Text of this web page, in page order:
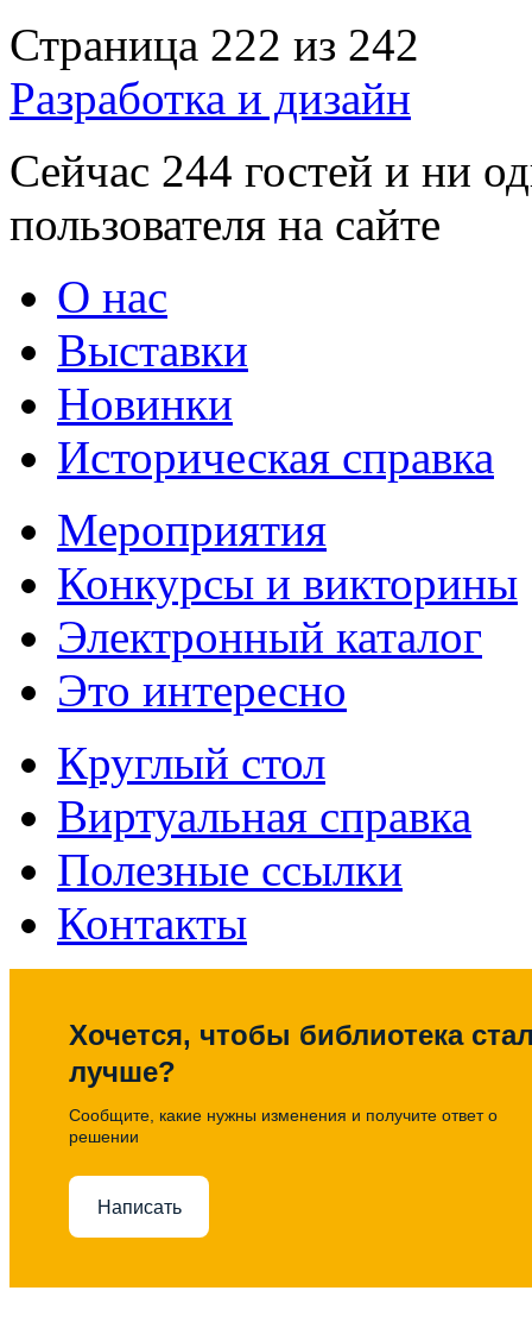
Страница 222 из 242
Разработка и дизайн
Сейчас 244 гостей и ни
пользователя на сайте
О нас
Выставки
Новинки
Историческая справка
Мероприятия
Конкурсы и викторины
Электронный каталог
Это интересно
Круглый стол
Виртуальная справка
Полезные ссылки
Контакты
Хочется, чтобы библиотека
лучше?
Сообщите, какие нужны изменения и получите ответ о
решении
Написать